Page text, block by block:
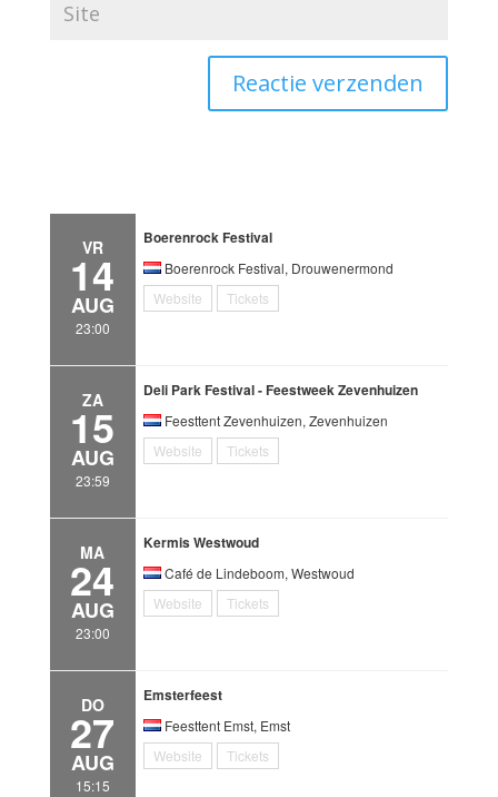
VR
14
AUG
23:00
Boerenrock Festival
Boerenrock Festival, Drouwenermond
Website
Tickets
ZA
15
AUG
23:59
Deli Park Festival - Feestweek Zevenhuizen
Feesttent Zevenhuizen, Zevenhuizen
Website
Tickets
MA
24
AUG
23:00
Kermis Westwoud
Café de Lindeboom, Westwoud
Website
Tickets
DO
27
AUG
15:15
Emsterfeest
Feesttent Emst, Emst
Website
Tickets